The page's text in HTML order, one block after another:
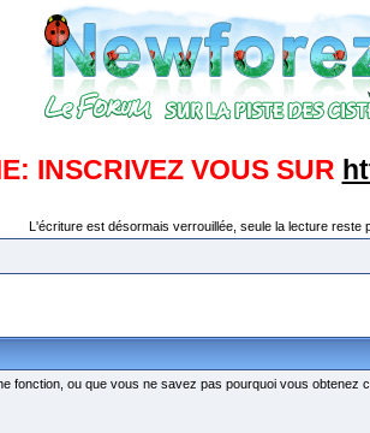
INSCRIVEZ VOUS SUR
L'écriture est désormais verrouillée, seule la lecture reste
fonction, ou que vous ne savez pas pourquoi vous obtenez